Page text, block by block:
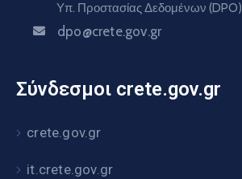
Υπ. Προστασίας Δεδομένων (DPO)
dpo@crete.gov.gr
Σύνδεσμοι crete.gov.gr
crete.gov.gr
it.crete.gov.gr